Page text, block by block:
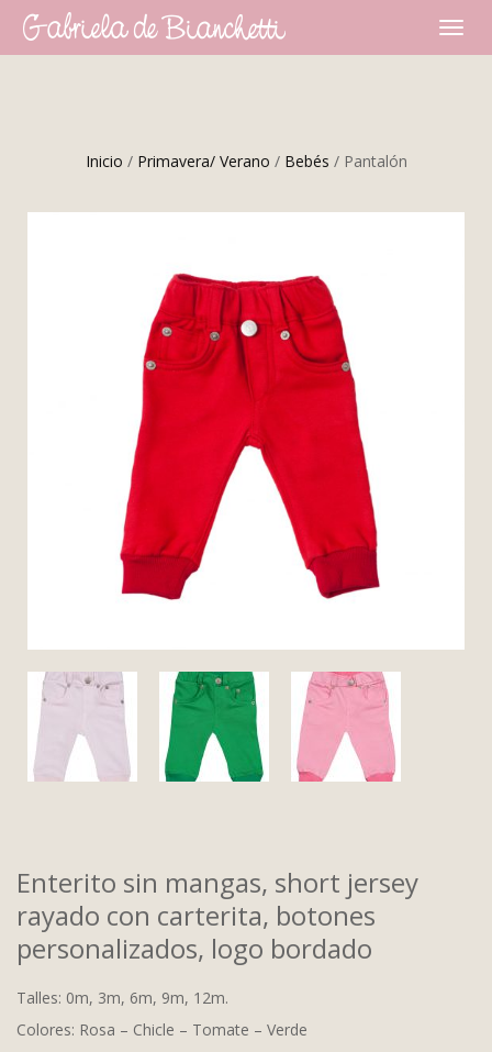
Inicio / Primavera/ Verano / Bebés / Pantalón
Enterito sin mangas, short jersey
rayado con carterita, botones
personalizados, logo bordado
Talles: 0m, 3m, 6m, 9m, 12m.
Colores: Rosa – Chicle – Tomate – Verde